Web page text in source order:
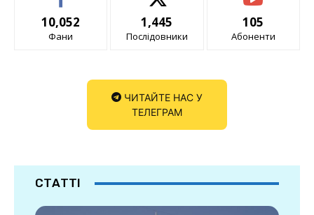
10,052
Фани
1,445
Послідовники
105
Абоненти
ЧИТАЙТЕ НАС У
ТЕЛЕГРАМ
СТАТТІ